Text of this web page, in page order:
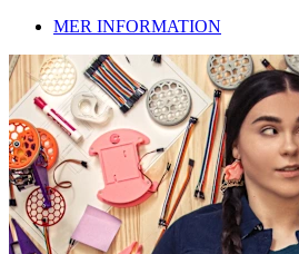
MER INFORMATION